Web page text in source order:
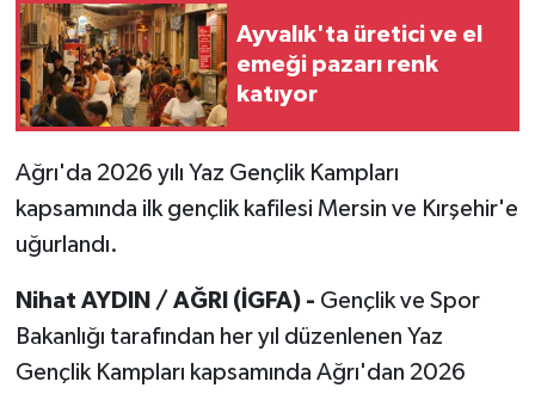
Ayvalık'ta üretici ve el
emeği pazarı renk
katıyor
Ağrı'da 2026 yılı Yaz Gençlik Kampları
kapsamında ilk gençlik kafilesi Mersin ve Kırşehir'e
uğurlandı.
Nihat AYDIN / AĞRI (İGFA) - Gençlik ve Spor
Bakanlığı tarafından her yıl düzenlenen Yaz
Gençlik Kampları kapsamında Ağrı'dan 2026